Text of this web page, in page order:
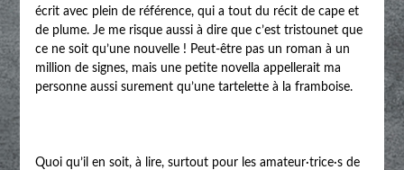
écrit avec plein de référence, qui a tout du récit de cape et
de plume. Je me risque aussi à dire que c’est tristounet que
ce ne soit qu’une nouvelle ! Peut-être pas un roman à un
million de signes, mais une petite novella appellerait ma
personne aussi surement qu’une tartelette à la framboise.
Quoi qu’il en soit, à lire, surtout pour les amateur·trice·s de